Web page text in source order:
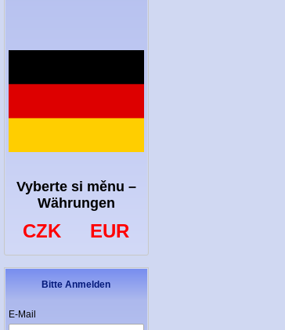
Vyberte si měnu –
Währungen
CZK EUR
Bitte Anmelden
E-Mail